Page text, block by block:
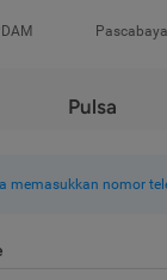
Pulsa
memasukkan nomor